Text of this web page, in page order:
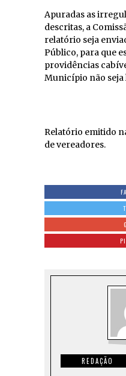
Apuradas as
descritas, a
relatório seja
Público, para que
providências
Município não seja
Relatório emitido
de vereadores.
REDAÇÃO